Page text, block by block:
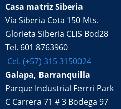
Casa matriz Siberia
Vía Siberia Cota 150 Mts.
Glorieta Siberia CLIS Bod28
Tel. 601 8763960
Cel. (+57) 315 3150024
Galapa, Barranquilla
Parque Industrial Ferrri Park
C Carrera 71 # 3 Bodega 97